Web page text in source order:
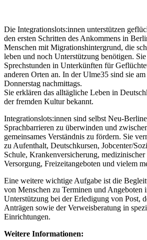
Die Integrationslots:innen unterstützen
den ersten Schritten des Ankommens in
Menschen mit Migrationshintergrund, die
leben und noch Unterstützung benötigen.
Sprechstunden in Unterkünften für
anderen Orten an. In der Ulme35 sind sie
Donnerstag nachmittags.
Sie erklären das alltägliche Leben in
der fremden Kultur bekannt.
Integrationslots:innen sind selbst Neu-
Sprachbarrieren zu überwinden und
gemeinsames Verständnis zu fördern. Sie
zu Aufenthalt, Deutschkursen, Jobcenter/
Schule, Krankenversicherung, medizinischer
Versorgung, Freizeitangeboten und vielem
Eine weitere wichtige Aufgabe ist die
von Menschen zu Terminen und Angeboten
Unterstützung bei der Erledigung von Post,
Anträgen sowie der Verweisberatung in
Einrichtungen.
Weitere Informationen: